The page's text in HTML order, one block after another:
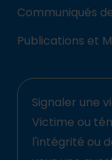
Communiqués
Publications et
Signaler une
Victime ou
l'intégrité ou